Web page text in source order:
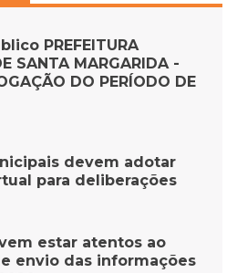
PREFEITURA
SANTA MARGARIDA -
DO PERÍODO DE
devem adotar
para deliberações
estar atentos ao
envio das informações